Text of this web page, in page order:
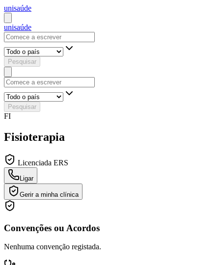
unisaúde
unisaúde
Pesquisar
Pesquisar
FI
Fisioterapia
Licenciada ERS
Ligar
Gerir a minha clínica
Convenções ou Acordos
Nenhuma convenção registada.